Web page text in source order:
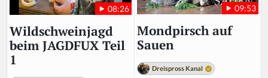
08:26
Wildschweinjagd
beim JAGDFUX Teil
1
09:53
Mondpirsch auf
Sauen
Dreispross Kanal